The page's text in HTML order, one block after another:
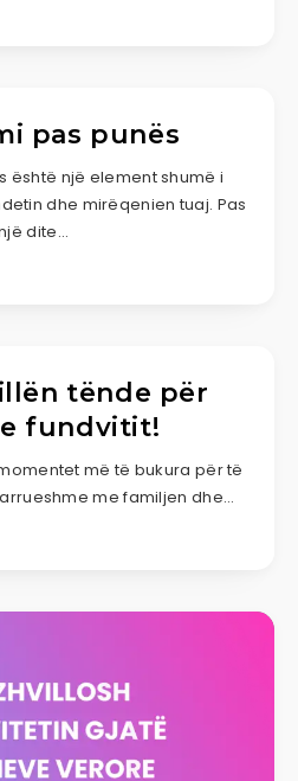
pas punës
është një element shumë i
dhe mirëqenien tuaj. Pas
dite…
tënde për
fundvitit!
më të bukura për të
me familjen dhe…